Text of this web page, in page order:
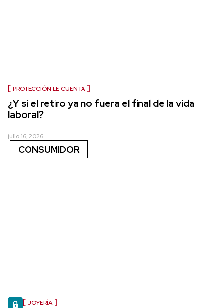
PROTECCIÓN LE CUENTA
¿Y si el retiro ya no fuera el final de la vida
laboral?
julio 16, 2026
CONSUMIDOR
JOYERÍA